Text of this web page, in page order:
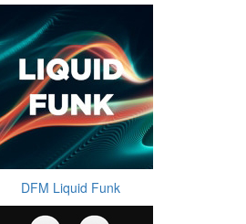
DFM Liquid Funk